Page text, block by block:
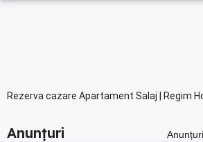
Rezerva cazare Apartament Salaj | Regim
Anunțuri